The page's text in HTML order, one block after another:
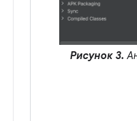
Рисунок 3.